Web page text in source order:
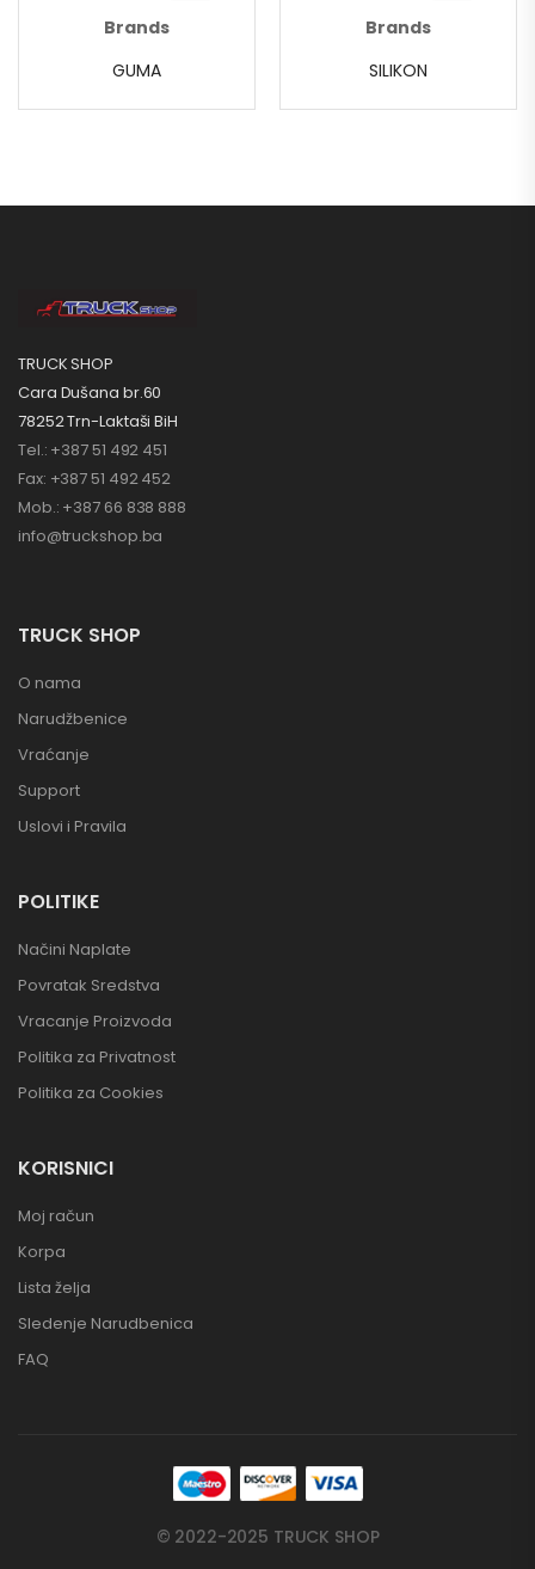
Brands
GUMA
Brands
SILIKON
TRUCK SHOP
Cara Dušana br.60
78252 Trn-Laktaši BiH
Tel.: +387 51 492 451
Fax: +387 51 492 452
Mob.: +387 66 838 888
info@truckshop.ba
TRUCK SHOP
O nama
Narudžbenice
Vraćanje
Support
Uslovi i Pravila
POLITIKE
Načini Naplate
Povratak Sredstva
Vracanje Proizvoda
Politika za Privatnost
Politika za Cookies
KORISNICI
Moj račun
Korpa
Lista želja
Sledenje Narudbenica
FAQ
© 2022-2025 TRUCK SHOP